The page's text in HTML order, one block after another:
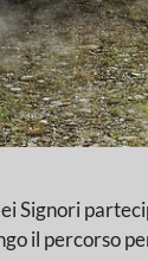
Signori
il percorso